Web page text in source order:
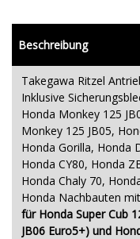
Beschreibung
Takegawa Ritzel
Inklusive
Honda Monkey 125
Monkey 125 JB05,
Honda Gorilla, Honda
Honda CY80, Honda
Honda Chaly 70,
Honda Nachbauten
für Honda Super Cub
JB06 Euro5+) und